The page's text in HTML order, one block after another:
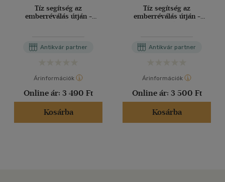
Tíz segítség az
emberréválás útján -
Antikvár partner
Árinformációk
Online ár: 3 490 Ft
Kosárba
Tíz segítség az
emberréválás útján -
Antikvár partner
Árinformációk
Online ár: 3 500 Ft
Kosárba